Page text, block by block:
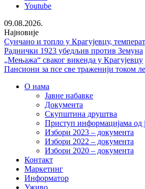
Youtube
09.08.2026.
Најновије
Сунчано и топло у Крагујевцу,
Раднички 1923 убедљив против Земуна
„Мењажа“ сваког викенда у Крагујевцу
Пансиони за псе све траженији током
О нама
Јавне набавке
Документа
Скупштина друштва
Приступ информацијама од
Избори 2023 – документа
Избори 2022 – документа
Избори 2020 – документа
Контакт
Маркетинг
Информатор
Уживо